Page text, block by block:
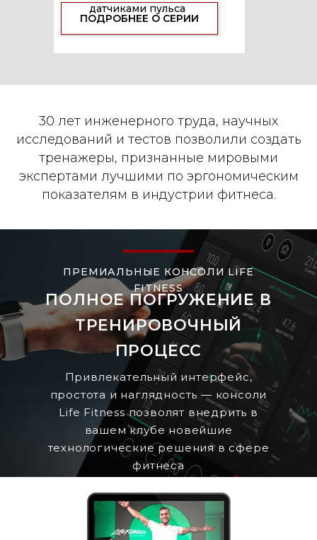
датчиками пульса
ПОДРОБНЕЕ О СЕРИИ
30 лет инженерного труда, научных
исследований и тестов позволили создать
тренажеры, признанные мировыми
экспертами лучшими по эргономическим
показателям в индустрии фитнеса.
ПОЛНОЕ ПОГРУЖЕНИЕ В
ТРЕНИРОВОЧНЫЙ
ПРОЦЕСС
ПРЕМИАЛЬНЫЕ КОНСОЛИ LIFE
FITNESS
Привлекательный интерфейс,
простота и наглядность — консоли
Life Fitness позволят внедрить в
вашем клубе новейшие
технологические решения в сфере
фитнеса